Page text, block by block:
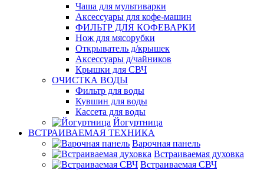
Чаша для мультиварки
Аксессуары для кофе-машин
ФИЛЬТР ДЛЯ КОФЕВАРКИ
Нож для мясорубки
Открыватель д/крышек
Аксессуары д/чайников
Крышки для СВЧ
ОЧИСТКА ВОДЫ
Фильтр для воды
Кувшин для воды
Кассета для воды
Йогуртница
ВСТРАИВАЕМАЯ ТЕХНИКА
Варочная панель
Встраиваемая духовка
Встраиваемая СВЧ